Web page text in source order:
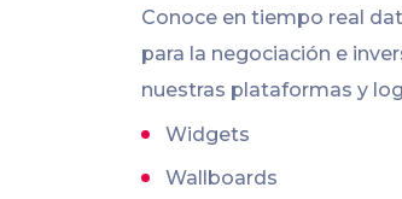
Conoce en tiempo real
para la negociación e
nuestras plataformas y
Widgets
Wallboards